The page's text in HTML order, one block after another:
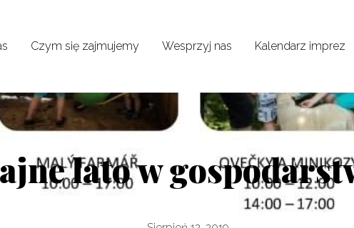
Czym się zajmujemy Wesprzyj nas Kalendarz imprez
lato w